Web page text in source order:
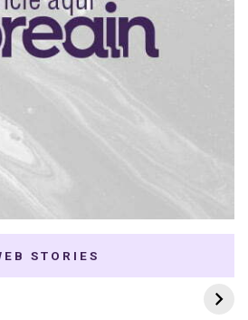
STORIESThai Dramas com
First e Khaotung